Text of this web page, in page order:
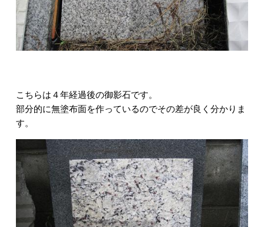
こちらは４年経過後の御影石です。
部分的に無塗布面を作っているのでその差が良く分かりま
す。